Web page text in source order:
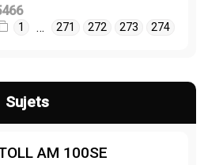
1 … 271 272 273 274
Sujets
AM 100SE